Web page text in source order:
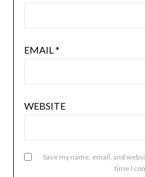
EMAIL *
WEBSITE
Save my name, email, and
time I